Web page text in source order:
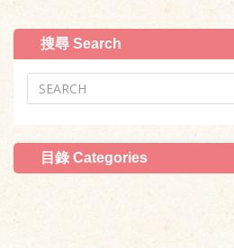
搜尋 Search
目錄 Categories